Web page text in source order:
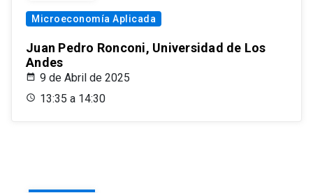
Microeconomía Aplicada
Juan Pedro Ronconi, Universidad de Los
Andes
9 de Abril de 2025
13:35 a 14:30